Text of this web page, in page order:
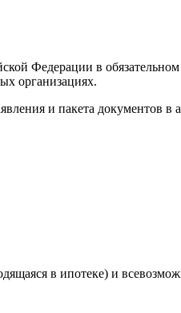
Федерации в
организациях.
и пакета документов в
в ипотеке) и